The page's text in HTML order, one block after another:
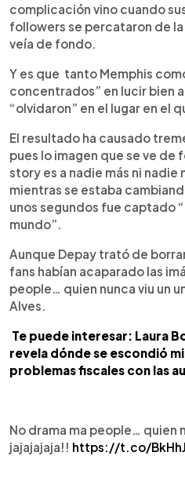
complicación vino cuando
followers se percataron de
veía de fondo.
Y es que tanto Memphis
concentrados” en lucir bien
“olvidaron” en el lugar en el
El resultado ha causado
pues lo imagen que se ve de
story es a nadie más ni nadie
mientras se estaba
unos segundos fue captado
mundo”.
Aunque Depay trató de
fans habían acaparado las
people… quien nunca viu un
Alves.
Te puede interesar: Laura
revela dónde se escondió
problemas fiscales con las
No drama ma people… quien
jajajajaja!! https://t.co/